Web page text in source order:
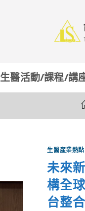
生醫活動/課程/講
生醫產業熱點
未來
構全
台整合